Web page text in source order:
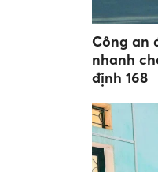
Công an
nhanh
định 168